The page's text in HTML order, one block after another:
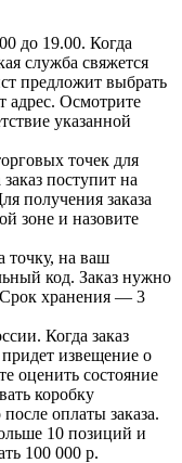
до 19.00. Когда
служба свяжется
предложит выбрать
адрес. Осмотрите
указанной
точек для
поступит на
получения заказа
зоне и назовите
точку, на ваш
код. Заказ нужно
Срок хранения — 3
Когда заказ
извещение о
оценить состояние
коробку
оплаты заказа.
10 позиций и
100 000 р.